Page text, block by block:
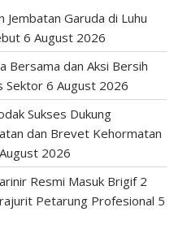
Jembatan Garuda di Luhu
6 August 2026
Bersama dan Aksi Bersih
Sektor 6 August 2026
Sukses Dukung
dan Brevet Kehormatan
2026
Resmi Masuk Brigif 2
Petarung Profesional 5